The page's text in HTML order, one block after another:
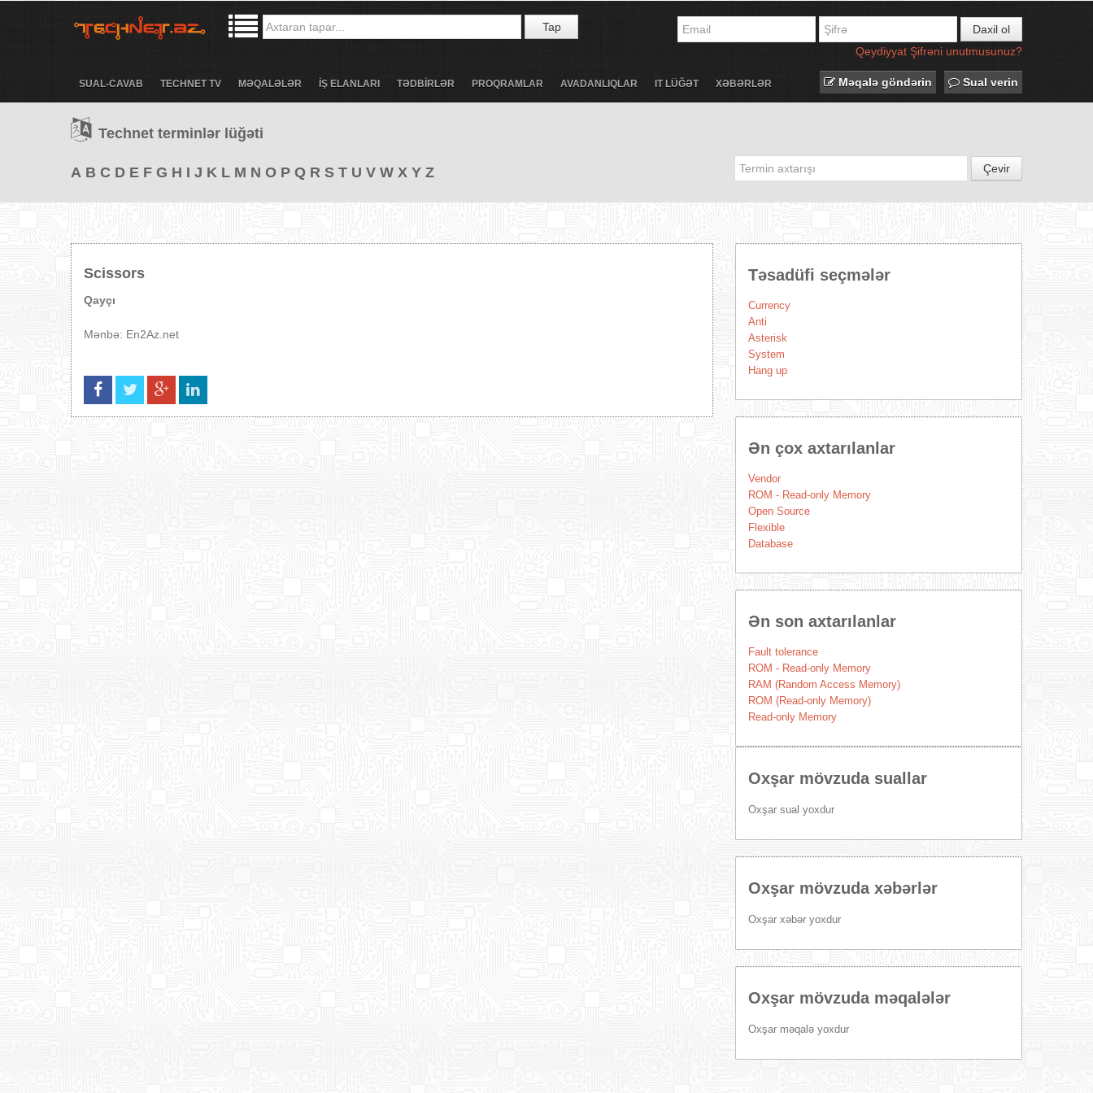
Tap
Daxil ol
Qeydiyyat Şifrəni unutmusunuz?
SUAL-CAVAB TECHNET TV MƏQALƏLƏR İŞ ELANLARI TƏDBİRLƏR PROQRAMLAR AVADANLIQLAR IT LÜĞƏT XƏBƏRLƏR Məqalə göndərin Sual verin
Technet terminlər lüğəti
A B C D E F G H I J K L M N O P Q R S T U V W X Y Z Çevir
Scissors
Qayçı
Mənbə: En2Az.net
Təsadüfi seçmələr
Currency
Anti
Asterisk
System
Hang up
Ən çox axtarılanlar
Vendor
ROM - Read-only Memory
Open Source
Flexible
Database
Ən son axtarılanlar
Fault tolerance
ROM - Read-only Memory
RAM (Random Access Memory)
ROM (Read-only Memory)
Read-only Memory
Oxşar mövzuda suallar
Oxşar sual yoxdur
Oxşar mövzuda xəbərlər
Oxşar xəbər yoxdur
Oxşar mövzuda məqalələr
Oxşar məqalə yoxdur